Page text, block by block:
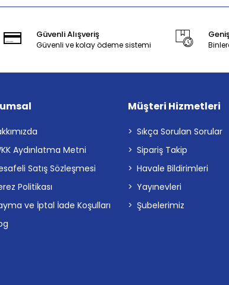
Güvenli Alışveriş
Güvenli ve kolay ödeme sistemi
Aydınlatma Metni
Satış Sözleşmesi
Politikası
ve İptal İade Koşulları
Müşteri Hizmetleri
Sıkça Sorulan Sorular
Sipariş Takip
Havale Bildirimleri
Yayınevleri
Şubelerimiz